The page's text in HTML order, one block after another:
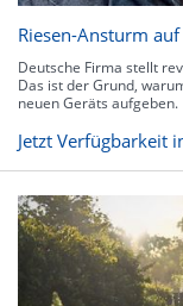
Riesen-Ansturm
Deutsche Firma stellt
Das ist der Grund,
neuen Geräts aufgeben.
Jetzt Verfügbarkeit